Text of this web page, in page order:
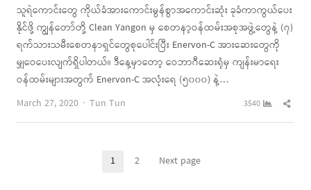
သူရဲကောင်းတွေ ကိုယ်ခံအားကောင်းမွန်စွာအကောင်းဆုံး ခုခံကာကွယ်ပေး
နိုင်ဖို့ ကျွန်တော်တို့ Clean Yangon မှ စေတနာ့ဝန်ထမ်းအစုအဖွဲ့တွေနဲ့ (၇)
ရက်သားသမီးစေတနာရှင်တွေစုပေါင်းပြီး Enervon-C အားဆေးတွေကို
မျှဝေပေးလျက်ရှိပါတယ်။ ဒီနေ့မှာတော့ ဝေဘာဂီဆေးရုံမှ ကျန်းမာရေး
ဝန်ထမ်းများအတွက် Enervon-C အလုံးရေ (၅၀၀၀) နဲ့…
March 27, 2020
Author
Tun Tun 3540
Page
1 Page
2 Next page